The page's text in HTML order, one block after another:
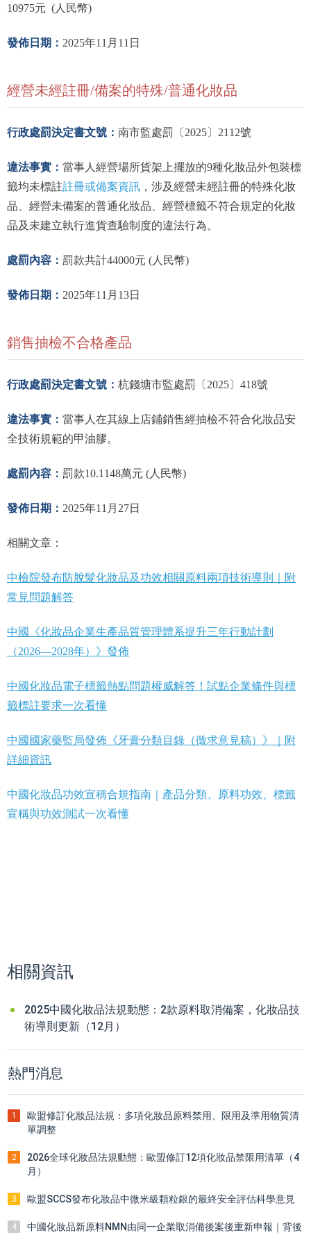
10975元 (人民幣)
發佈日期： 2025年11月11日
經營未經註冊/備案的特殊/普通化妝品
行政處罰決定書文號： 南市監處罰〔2025〕2112號
違法事實： 當事人經營場所貨架上擺放的9種化妝品外包裝標
籤均未標註註冊或備案資訊 ，涉及經營未經註冊的特殊化妝
品、經營未備案的普通化妝品、經營標籤不符合規定的化妝
品及未建立執行進貨查驗制度的違法行為。
處罰內容： 罰款共計44000元 (人民幣)
發佈日期： 2025年11月13日
銷售抽檢不合格產品
行政處罰決定書文號： 杭錢塘市監處罰〔2025〕418號
違法事實： 當事人在其線上店鋪銷售經抽檢不符合化妝品安
全技術規範的甲油膠。
處罰內容： 罰款10.1148萬元 (人民幣)
發佈日期： 2025年11月27日
相關文章：
中檢院發布防脫髮化妝品及功效相關原料兩項技術導則｜附
常見問題解答
中國《化妝品企業生產品質管理體系提升三年行動計劃
（2026—2028年）》發佈
中國化妝品電子標籤熱點問題權威解答！試點企業條件與標
籤標註要求一次看懂
中國國家藥監局發佈《牙膏分類目錄（徵求意見稿）》｜附
詳細資訊
中國化妝品功效宣稱合規指南｜產品分類、原料功效、標籤
宣稱與功效測試一次看懂
相關資訊
2025中國化妝品法規動態：2款原料取消備案，化妝品技
術導則更新（12月）
熱門消息
1
歐盟修訂化妝品法規：多項化妝品原料禁用、限用及準用物質清
單調整
2
2026全球化妝品法規動態：歐盟修訂12項化妝品禁限用清單（4
月）
3 歐盟SCCS發布化妝品中微米級顆粒銀的最終安全評估科學意見
4
中國化妝品新原料NMN由同一企業取消備後案後重新申報｜背後